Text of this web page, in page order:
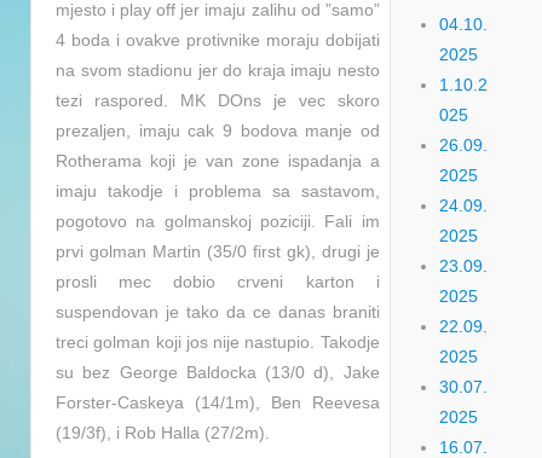
mjesto i play off jer imaju zalihu od ”samo”
4 boda i ovakve protivnike moraju dobijati
na svom stadionu jer do kraja imaju nesto
tezi raspored. MK DOns je vec skoro
prezaljen, imaju cak 9 bodova manje od
Rotherama koji je van zone ispadanja a
imaju takodje i problema sa sastavom,
pogotovo na golmanskoj poziciji. Fali im
prvi golman Martin (35/0 first gk), drugi je
prosli mec dobio crveni karton i
suspendovan je tako da ce danas braniti
treci golman koji jos nije nastupio. Takodje
su bez George Baldocka (13/0 d), Jake
Forster-Caskeya (14/1m), Ben Reevesa
(19/3f), i Rob Halla (27/2m).
04.10.
2025
1.10.2
025
26.09.
2025
24.09.
2025
23.09.
2025
22.09.
2025
30.07.
2025
16.07.